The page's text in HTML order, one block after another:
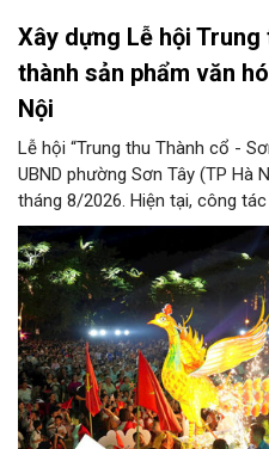
Xây dựng Lễ hội
thành sản phẩm văn
Nội
Lễ hội “Trung thu Thành cổ -
UBND phường Sơn Tây (TP
tháng 8/2026. Hiện tại, công
chính quyền phường Sơn Tây
vị và 25 tổ dân phố khẩn trương
sẵn sàng mang đến cho Nhân
thu quy mô, đặc sắc và giàu